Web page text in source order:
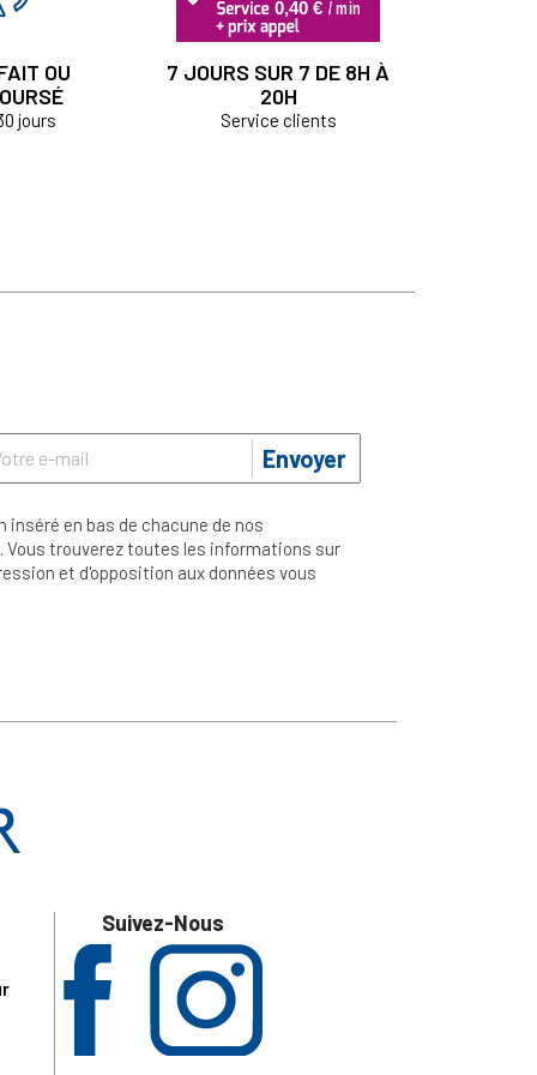
OU
jours
7 JOURS SUR 7 DE 8H À
20H
Service clients
Envoyer
en bas de chacune de nos
trouverez toutes les informations sur
et d'opposition aux données vous
Suivez-Nous